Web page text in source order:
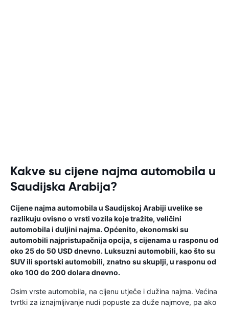
Kakve su cijene najma automobila u
Saudijska Arabija?
Cijene najma automobila u Saudijskoj Arabiji uvelike se
razlikuju ovisno o vrsti vozila koje tražite, veličini
automobila i duljini najma. Općenito, ekonomski su
automobili najpristupačnija opcija, s cijenama u rasponu od
oko 25 do 50 USD dnevno. Luksuzni automobili, kao što su
SUV ili sportski automobili, znatno su skuplji, u rasponu od
oko 100 do 200 dolara dnevno.
Osim vrste automobila, na cijenu utječe i dužina najma. Većina
tvrtki za iznajmljivanje nudi popuste za duže najmove, pa ako